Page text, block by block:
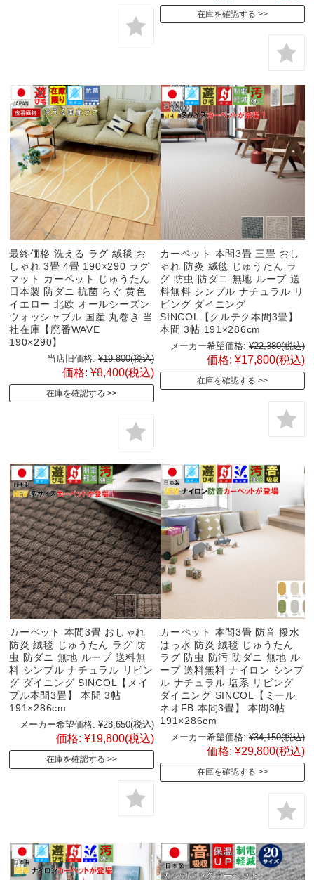
在庫を確認する
最終価格 洗える ラグ 絨毯 お
しゃれ 3畳 4畳 190×290 ラグ
マット カーペット じゅうたん
日本製 防ダニ 抗菌 らぐ 黄色
イエロー 北欧 オールシーズン
ウォッシャブル 国産 丸巻き 当
社在庫【廃番WAVE
190×290】
当店旧価格: ¥19,800(税込)
価格: ¥8,400(税込)
在庫を確認する
カーペット 本間3畳 三畳 おし
ゃれ 防炎 絨毯 じゅうたん ラ
グ 防虫 防ダニ 無地 ループ 送
料無料 シンプル ナチュラル リ
ビング ダイニング
SINCOL【クルテク本間3畳】
本間 3帖 191×286cm
メーカー希望価格: ¥22,380(税込)
価格: ¥17,800(税込)
在庫を確認する
カーペット 本間3畳 おしゃれ
防炎 絨毯 じゅうたん ラグ 防
虫 防ダニ 無地 ループ 送料無
料 シンプル ナチュラル リビン
グ ダイニング SINCOL【メイ
プル本間3畳】 本間 3帖
191×286cm
メーカー希望価格: ¥28,650(税込)
価格: ¥19,800(税込)
在庫を確認する
カーペット 本間3畳 防音 撥水
はっ水 防炎 絨毯 じゅうたん
ラグ 防虫 防汚 防ダニ 無地 ル
ープ 送料無料 ナイロン シンプ
ル ナチュラル 塩系 リビング
ダイニング SINCOL【ミール
ネオFB 本間3畳】 本間3帖
191×286cm
メーカー希望価格: ¥34,150(税込)
価格: ¥29,800(税込)
在庫を確認する